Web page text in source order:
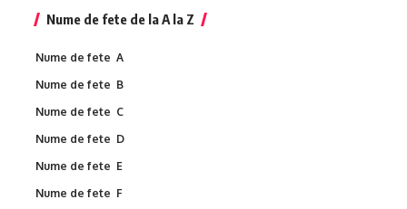
Nume de fete de la A la Z
Nume de fete A
Nume de fete B
Nume de fete C
Nume de fete D
Nume de fete E
Nume de fete F